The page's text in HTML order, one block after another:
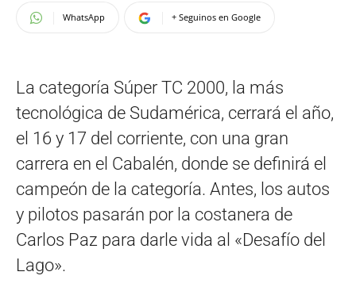
WhatsApp + Seguinos en Google
La categoría Súper TC 2000, la más
tecnológica de Sudamérica, cerrará el año,
el 16 y 17 del corriente, con una gran
carrera en el Cabalén, donde se definirá el
campeón de la categoría. Antes, los autos
y pilotos pasarán por la costanera de
Carlos Paz para darle vida al «Desafío del
Lago».